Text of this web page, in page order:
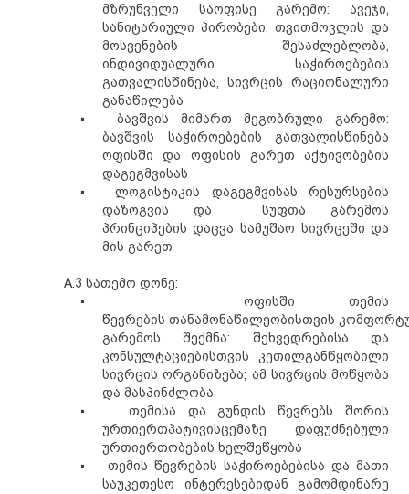
მზრუნველი საოფისე გარემო: ავეჯი,
სანიტარიული პირობები, თვითმოვლის და
მოსვენების შესაძლებლობა,
ინდივიდუალური საჭიროებების
გათვალისწინება, სივრცის რაციონალური
განაწილება
▪
ბავშვის მიმართ მეგობრულიგარემო:
ბავშვის საჭიროებების გათვალისწინება
ოფისში და ოფისის გარეთ აქტივობების
დაგეგმვისას
▪
ლოგისტიკის დაგეგმვისასრესურსების
დაზოგვის და
სუფთა გარემოს
პრინციპების დაცვა სამუშაო სივრცეში და
მის გარეთ
A.3 სათემო დონე:
▪
ოფისში თემის
წევრების თანამონაწილეობისთვის
გარემოს შექმნა: შეხვედრებისა და
კონსულტაციებისთვის კეთილგანწყობილი
სივრცის ორგანიზება; ამ სივრცის მოწყობა
და მასპინძლობა
▪
თემისა და გუნდის წევრებს შორის
ურთიერთპატივისცემაზე დაფუძნებული
ურთიერთობების ხელშეწყობა
▪
თემის წევრების საჭიროებებისა და მათი
საუკეთესო ინტერესებიდან გამომდინარე